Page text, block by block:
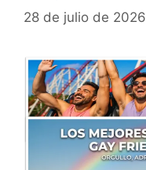
28 de julio de 2026